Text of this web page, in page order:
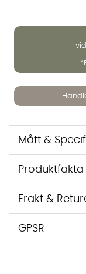
Mått &
Produktfakta
Frakt &
GPSR
inte dina
Jag